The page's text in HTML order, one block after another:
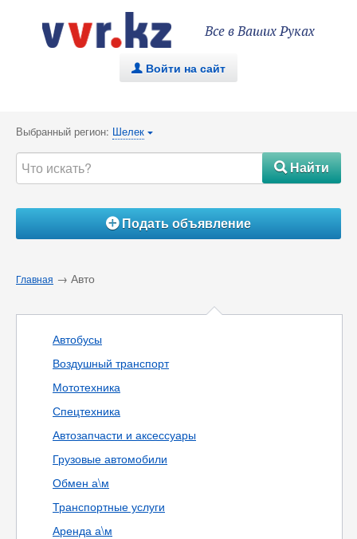
Все в Ваших Руках
. Войти на сайт
Выбранный регион: Шелек {
#Найти
ÁПодать объявление
Главная → Авто
Автобусы
Воздушный транспорт
Мототехника
Спецтехника
Автозапчасти и аксессуары
Грузовые автомобили
Обмен а\м
Транспортные услуги
Аренда а\м